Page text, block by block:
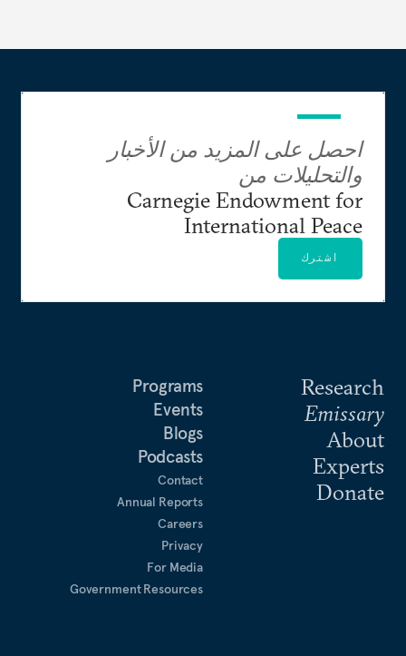
Research
Emissary
About
Experts
Donate
Programs
Events
Blogs
Podcasts
Contact
Annual Reports
Careers
Privacy
For Media
Government Resources
احصل على المزيد من الأخبار
والتحليلات من
Carnegie Endowment for
International Peace
اشترك